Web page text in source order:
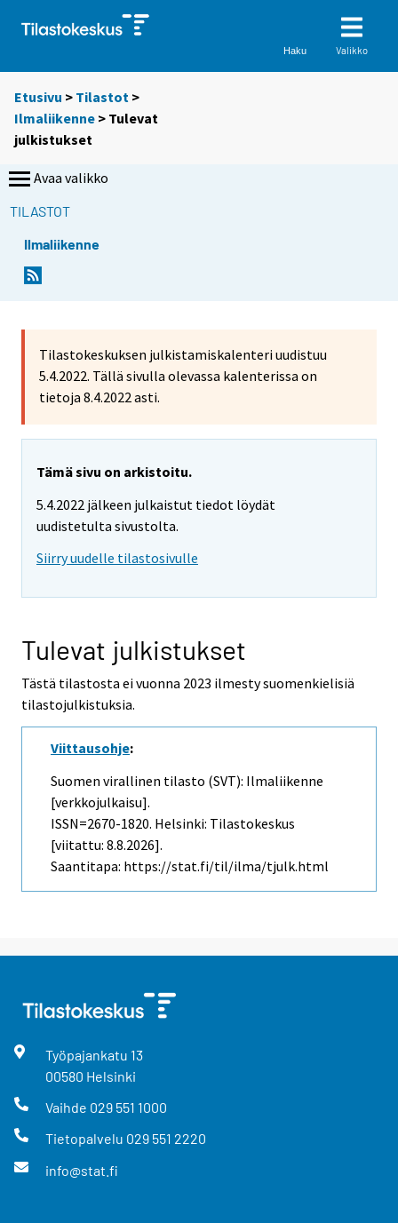
Haku Valikko
Etusivu > Tilastot >
Ilmaliikenne > Tulevat
julkistukset
Avaa valikko
TILASTOT
Ilmaliikenne
Tilastokeskuksen julkistamiskalenteri uudistuu
5.4.2022. Tällä sivulla olevassa kalenterissa on
tietoja 8.4.2022 asti.
Tämä sivu on arkistoitu.
5.4.2022 jälkeen julkaistut tiedot löydät
uudistetulta sivustolta.
Siirry uudelle tilastosivulle
Tulevat julkistukset
Tästä tilastosta ei vuonna 2023 ilmesty suomenkielisiä
tilastojulkistuksia.
Viittausohje:
Suomen virallinen tilasto (SVT): Ilmaliikenne
[verkkojulkaisu].
ISSN=2670-1820. Helsinki: Tilastokeskus
[viitattu: 8.8.2026].
Saantitapa: https://stat.fi/til/ilma/tjulk.html
Työpajankatu 13
00580 Helsinki
Vaihde 029 551 1000
Tietopalvelu 029 551 2220
info@stat.fi